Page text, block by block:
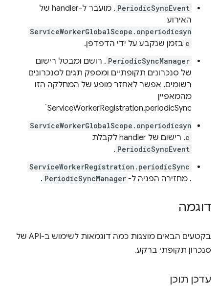
PeriodicSyncEvent
. מועבר ל-handler של
האירוע
ServiceWorkerGlobalScope.onperiodicsyn
c בזמן שנקבע על ידי הדפדפן.
PeriodicSyncManager . רושם ומבטל רישום
של סנכרונים תקופתיים ומספק תגים לסנכרונים
רשומים. אפשר לאחזר מופע של המחלקה הזו
מהמאפיין
ServiceWorkerRegistration.periodicSync`
ServiceWorkerGlobalScope.onperiodicsyn
c. רישום של handler לקבלת
PeriodicSyncEvent
.
ServiceWorkerRegistration.periodicSync
. מחזירה הפניה ל- PeriodicSyncManager
.
דוגמה
בקטעים הבאים מוצגות כמה דוגמאות לשימוש ב-API של
סנכרון תקופתי ברקע.
עדכן תוכן